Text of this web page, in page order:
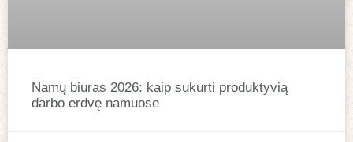
Namų biuras 2026: kaip sukurti produktyvią
darbo erdvę namuose